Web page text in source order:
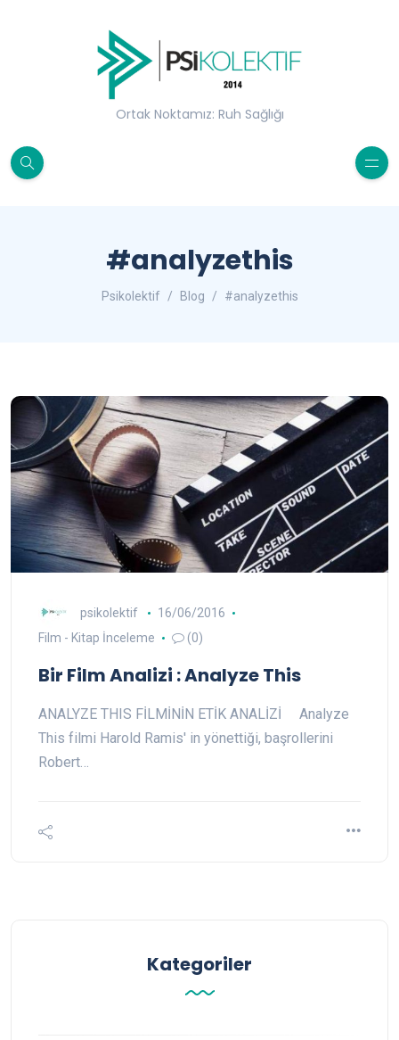
Ortak Noktamız: Ruh Sağlığı
#analyzethis
Psikolektif Blog #analyzethis
psikolektif
16/06/2016
Film - Kitap İnceleme
(0)
Bir Film Analizi : Analyze This
ANALYZE THIS FİLMİNİN ETİK ANALİZİ Analyze
This filmi Harold Ramis' in yönettiği, başrollerini
Robert…
Kategoriler